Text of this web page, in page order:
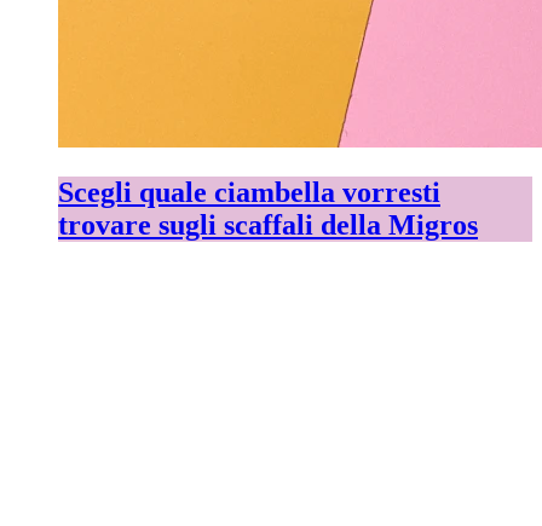
Scegli quale ciambella vorresti
trovare sugli scaffali della Migros